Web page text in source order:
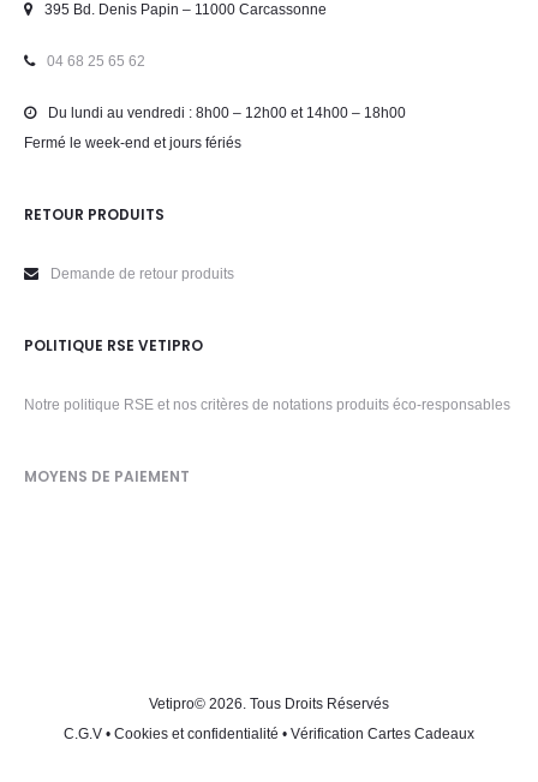
395 Bd. Denis Papin – 11000 Carcassonne
04 68 25 65 62
Du lundi au vendredi : 8h00 – 12h00 et 14h00 – 18h00
Fermé le week-end et jours fériés
RETOUR PRODUITS
Demande de retour produits
POLITIQUE RSE VETIPRO
Notre politique RSE et nos critères de notations produits éco-responsables
MOYENS DE PAIEMENT
Vetipro© 2026. Tous Droits Réservés
C.G.V • Cookies et confidentialité • Vérification Cartes Cadeaux